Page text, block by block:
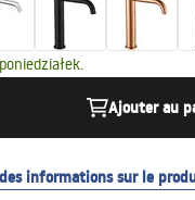
Ajouter au
informations sur le